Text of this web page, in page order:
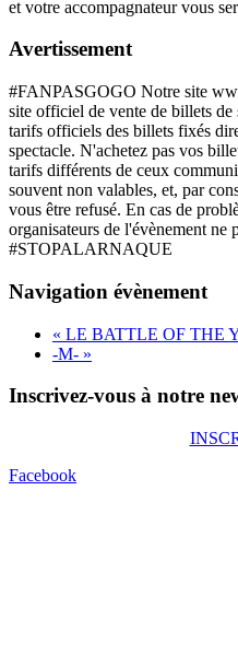
et votre accompagnateur vous
Avertissement
#FANPASGOGO Notre site
site officiel de vente de billets
tarifs officiels des billets fixés
spectacle. N'achetez pas vos
tarifs différents de ceux
souvent non valables, et, par
vous être refusé. En cas de
organisateurs de l'évènement ne
#STOPALARNAQUE
Navigation évènement
« LE BATTLE OF THE
-M- »
Inscrivez-vous à notre
Facebook